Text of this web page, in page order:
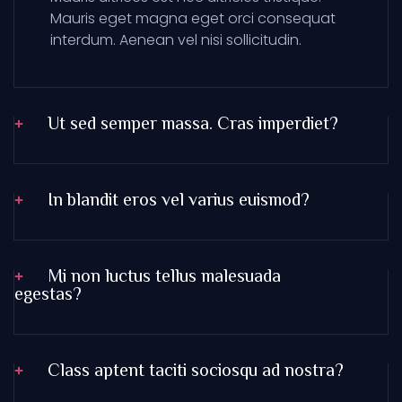
Mauris eget magna eget orci consequat
interdum. Aenean vel nisi sollicitudin.
Ut sed semper massa. Cras imperdiet?
In blandit eros vel varius euismod?
Mi non luctus tellus malesuada
egestas?
Class aptent taciti sociosqu ad nostra?